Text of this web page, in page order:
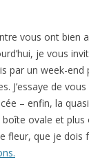
vous ont bien
je vous
par un week-end
J’essaye de
– enfin, la quasi
ovale et plus
fleur, que je dois